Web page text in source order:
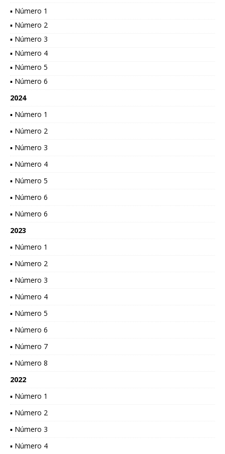
▪ Número 1
▪ Número 2
▪ Número 3
▪ Número 4
▪ Número 5
▪ Número 6
2024
▪ Número 1
▪ Número 2
▪ Número 3
▪ Número 4
▪ Número 5
▪ Número 6
▪ Número 6
2023
▪ Número 1
▪ Número 2
▪ Número 3
▪ Número 4
▪ Número 5
▪ Número 6
▪ Número 7
▪ Número 8
2022
▪ Número 1
▪ Número 2
▪ Número 3
▪ Número 4